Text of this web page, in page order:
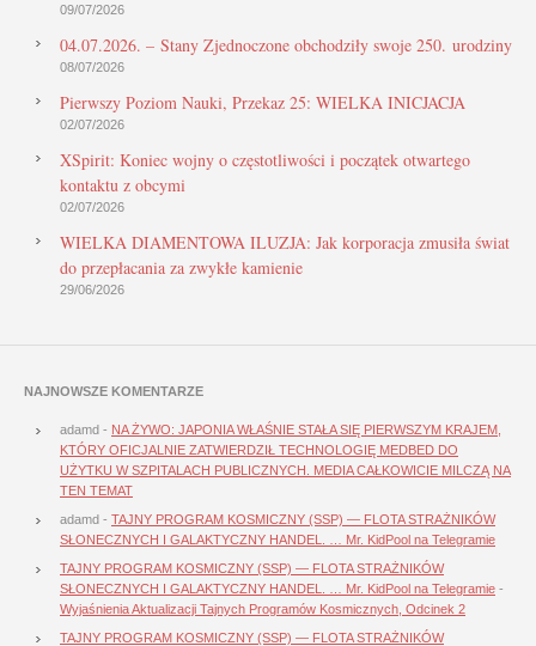
09/07/2026
04.07.2026. – Stany Zjednoczone obchodziły swoje 250. urodziny
08/07/2026
Pierwszy Poziom Nauki, Przekaz 25: WIELKA INICJACJA
02/07/2026
XSpirit: Koniec wojny o częstotliwości i początek otwartego
kontaktu z obcymi
02/07/2026
WIELKA DIAMENTOWA ILUZJA: Jak korporacja zmusiła świat
do przepłacania za zwykłe kamienie
29/06/2026
NAJNOWSZE KOMENTARZE
adamd - NA ŻYWO: JAPONIA WŁAŚNIE STAŁA SIĘ PIERWSZYM KRAJEM,
KTÓRY OFICJALNIE ZATWIERDZIŁ TECHNOLOGIĘ MEDBED DO
UŻYTKU W SZPITALACH PUBLICZNYCH. MEDIA CAŁKOWICIE MILCZĄ NA
TEN TEMAT
adamd - TAJNY PROGRAM KOSMICZNY (SSP) — FLOTA STRAŻNIKÓW
SŁONECZNYCH I GALAKTYCZNY HANDEL. … Mr. KidPool na Telegramie
TAJNY PROGRAM KOSMICZNY (SSP) — FLOTA STRAŻNIKÓW
SŁONECZNYCH I GALAKTYCZNY HANDEL. … Mr. KidPool na Telegramie -
Wyjaśnienia Aktualizacji Tajnych Programów Kosmicznych, Odcinek 2
TAJNY PROGRAM KOSMICZNY (SSP) — FLOTA STRAŻNIKÓW